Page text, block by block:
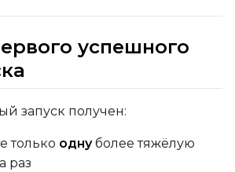
успешного
запуск получен:
только однуболее тяжёлую
раз